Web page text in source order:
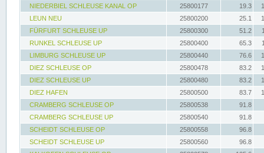
NIEDERBIEL SCHLEUSE KANAL OP
25800177 19.3
LEUN NEU
25800200 25.1
FÜRFURT SCHLEUSE UP
25800300 51.2
RUNKEL SCHLEUSE UP
25800400 65.3
LIMBURG SCHLEUSE UP
25800440 76.6
DIEZ SCHLEUSE OP
25800478 83.2
DIEZ SCHLEUSE UP
25800480 83.2
DIEZ HAFEN
25800500 83.7
CRAMBERG SCHLEUSE OP
25800538
91.8
CRAMBERG SCHLEUSE UP
25800540
91.8
SCHEIDT SCHLEUSE OP
25800558
96.8
SCHEIDT SCHLEUSE UP
25800560
96.8